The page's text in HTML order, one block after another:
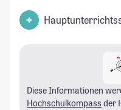
Diese Informationen
Hochschulkompass der